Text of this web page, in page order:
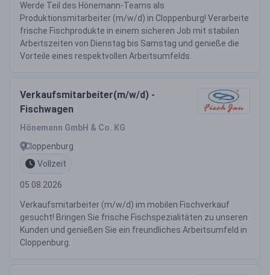
Werde Teil des Hönemann-Teams als
Produktionsmitarbeiter (m/w/d) in Cloppenburg! Verarbeite
frische Fischprodukte in einem sicheren Job mit stabilen
Arbeitszeiten von Dienstag bis Samstag und genieße die
Vorteile eines respektvollen Arbeitsumfelds.
Verkaufsmitarbeiter(m/w/d) -
Fischwagen
Hönemann GmbH & Co. KG
Cloppenburg
Vollzeit
05.08.2026
Verkaufsmitarbeiter (m/w/d) im mobilen Fischverkauf
gesucht! Bringen Sie frische Fischspezialitäten zu unseren
Kunden und genießen Sie ein freundliches Arbeitsumfeld in
Cloppenburg.